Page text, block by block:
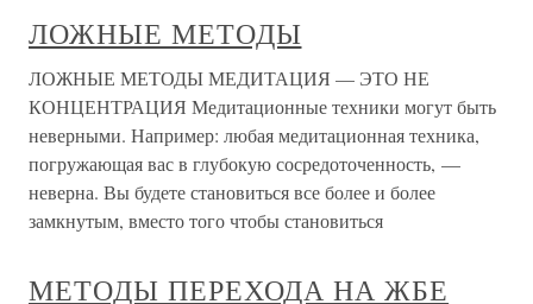
ЛОЖНЫЕ МЕТОДЫ
ЛОЖНЫЕ МЕТОДЫ МЕДИТАЦИЯ — ЭТО НЕ
КОНЦЕНТРАЦИЯ Медитационные техники могут быть
неверными. Например: любая медитационная техника,
погружающая вас в глубокую сосредоточенность, —
неверна. Вы будете становиться все более и более
замкнутым, вместо того чтобы становиться
МЕТОДЫ ПЕРЕХОДА НА ЖБЕ